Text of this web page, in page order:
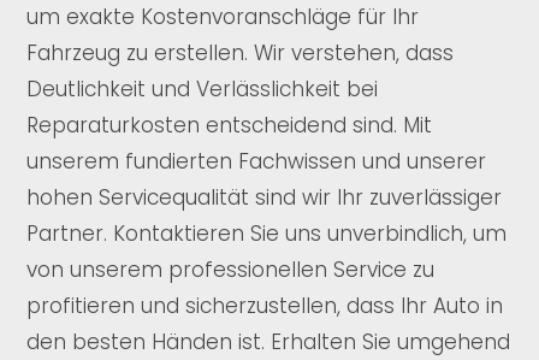
um exakte Kostenvoranschläge für Ihr
Fahrzeug zu erstellen. Wir verstehen, dass
Deutlichkeit und Verlässlichkeit bei
Reparaturkosten entscheidend sind. Mit
unserem fundierten Fachwissen und unserer
hohen Servicequalität sind wir Ihr zuverlässiger
Partner. Kontaktieren Sie uns unverbindlich, um
von unserem professionellen Service zu
profitieren und sicherzustellen, dass Ihr Auto in
den besten Händen ist. Erhalten Sie umgehend